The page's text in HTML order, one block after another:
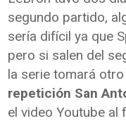
segundo partido,
sería difícil ya que
pero si salen del
la serie tomará
repetición San
el video Youtube al